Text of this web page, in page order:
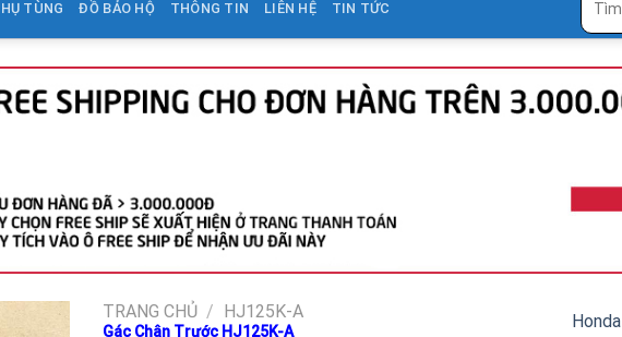
TÙNG ĐỒ BẢO HỘ THÔNG TIN LIÊN HỆ TIN TỨC
kiếm:
TRANG CHỦ / HJ125K-A
Gác Chân Trước HJ125K-A
Honda